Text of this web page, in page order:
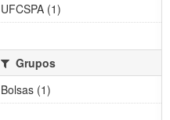
UFCSPA (1)
Grupos
Bolsas (1)